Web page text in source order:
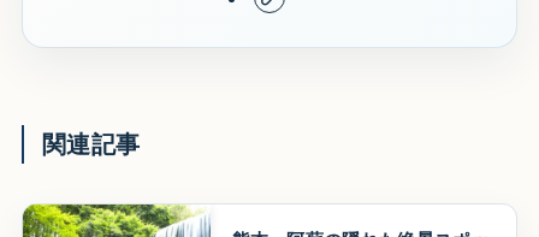
関連記事